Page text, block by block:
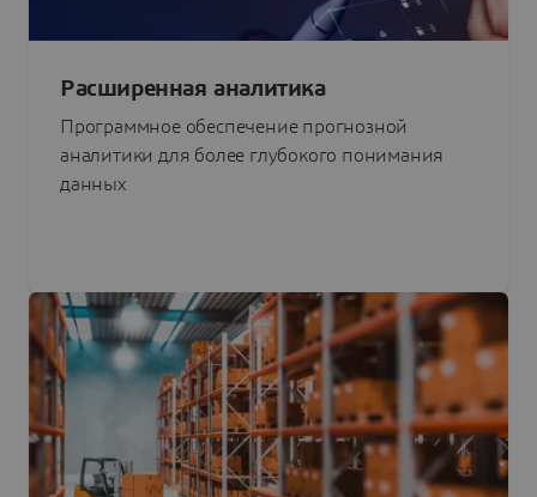
Расширенная аналитика
Программное обеспечение прогнозной
аналитики для более глубокого понимания
данных